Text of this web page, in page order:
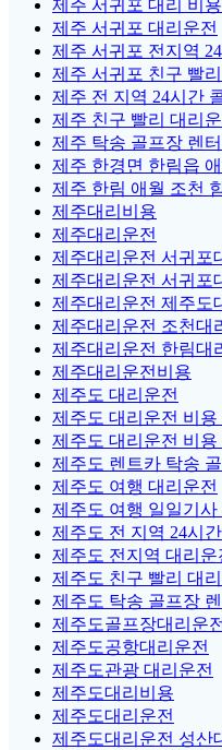
제주 서귀포 대리 비용
제주 서귀포 대리운전
제주 서귀포 전지역
제주 서귀포 친구 빨
제주 전 지역 24시간
제주 친구 빨리 대리
제주 탁송 골프장 렌
제주 한경면 한림읍
제주 한림 애월 조천
제주대리비용
제주대리운전
제주대리운전 서귀포
제주대리운전 서귀포
제주대리운전 제주도
제주대리운전 조천대
제주대리운전 한림대
제주대리운전비용
제주도 대리운전
제주도 대리운전 비용
제주도 대리운전 비용
제주도 렌트카 탁송
제주도 여행 대리운전
제주도 여행 일일기
제주도 전 지역 24시
제주도 전지역 대리운
제주도 친구 빨리 대
제주도 탁송 골프장
제주도골프장대리운전
제주도공항대리운전
제주도관광 대리운전
제주도대리비용
제주도대리운전
제주도대리운전 성산